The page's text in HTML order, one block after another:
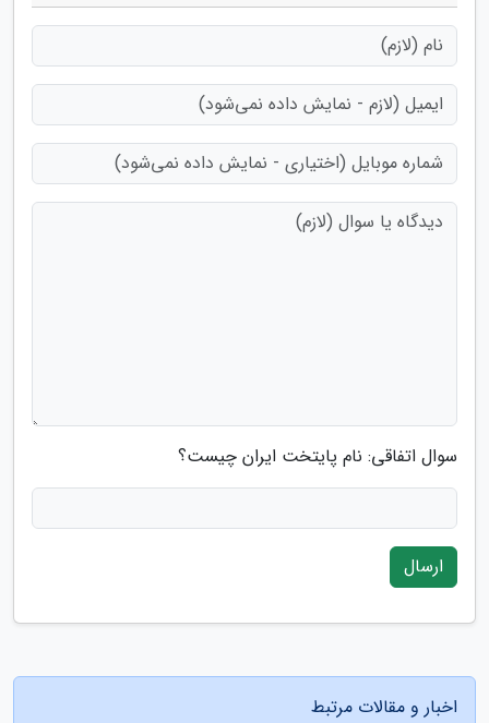
سوال اتفاقی: نام پایتخت ایران چیست؟
ارسال
اخبار و مقالات مرتبط